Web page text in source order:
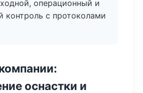
операционный и
контроль с протоколами
оснастки и